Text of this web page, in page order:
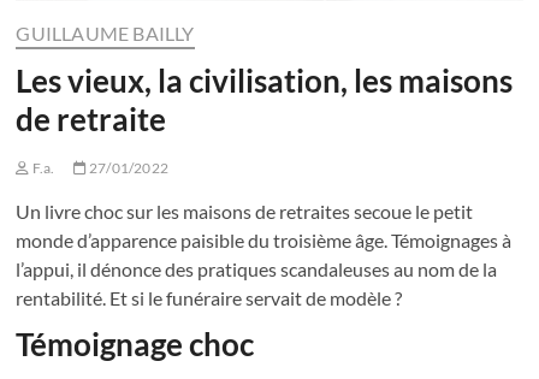
GUILLAUME BAILLY
Les vieux, la civilisation, les maisons
de retraite
F.a. 27/01/2022
Un livre choc sur les maisons de retraites secoue le petit
monde d’apparence paisible du troisième âge. Témoignages à
l’appui, il dénonce des pratiques scandaleuses au nom de la
rentabilité. Et si le funéraire servait de modèle ?
Témoignage choc